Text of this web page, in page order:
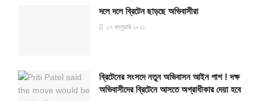
দলে দলে ব্রিটেন ছাড়ছে অভিবাসীরা
১৭ জানুয়ারি ২০২১
ব্রিটেনের সংসদে নতুন অভিবাসন আইন পাশ ! দক্ষ
অভিবাসীদের ব্রিটেনে আসতে অগ্রাধীকার দেয়া হবে